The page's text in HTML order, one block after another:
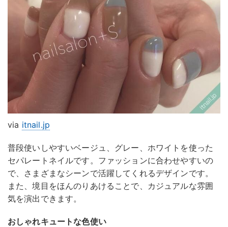
via itnail.jp
普段使いしやすいベージュ、グレー、ホワイトを使った
セパレートネイルです。ファッションに合わせやすいの
で、さまざまなシーンで活躍してくれるデザインです。
また、境目をほんのりあけることで、カジュアルな雰囲
気を演出できます。
おしゃれキュートな色使い